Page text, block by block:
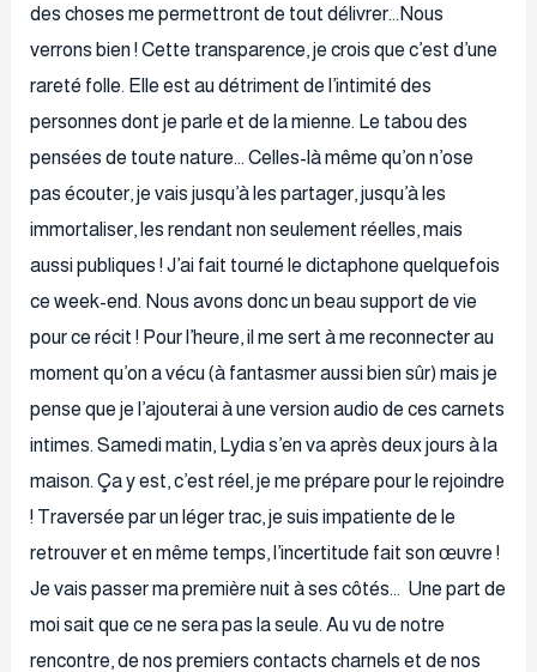
des choses me permettront de tout délivrer…Nous
verrons bien ! Cette transparence, je crois que c’est d’une
rareté folle. Elle est au détriment de l’intimité des
personnes dont je parle et de la mienne. Le tabou des
pensées de toute nature… Celles-là même qu’on n’ose
pas écouter, je vais jusqu’à les partager, jusqu’à les
immortaliser, les rendant non seulement réelles, mais
aussi publiques ! J’ai fait tourné le dictaphone quelquefois
ce week-end. Nous avons donc un beau support de vie
pour ce récit ! Pour l’heure, il me sert à me reconnecter au
moment qu’on a vécu (à fantasmer aussi bien sûr) mais je
pense que je l’ajouterai à une version audio de ces carnets
intimes. Samedi matin, Lydia s’en va après deux jours à la
maison. Ça y est, c’est réel, je me prépare pour le rejoindre
! Traversée par un léger trac, je suis impatiente de le
retrouver et en même temps, l’incertitude fait son œuvre !
Je vais passer ma première nuit à ses côtés… Une part de
moi sait que ce ne sera pas la seule. Au vu de notre
rencontre, de nos premiers contacts charnels et de nos